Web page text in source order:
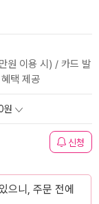
원 이용 시) / 카드 발
택 제공
원
신청
으니, 주문 전에